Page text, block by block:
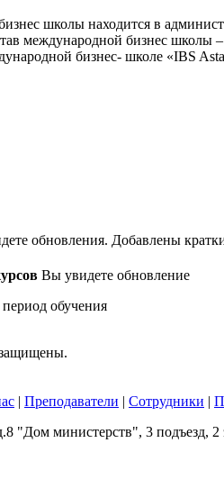
школы находится в
международной бизнес
бизнес- школе «IBS
обновления. Добавлены
Вы увидете обновление
обучения
| Преподаватели | Сотрудники |
"Дом министерств", 3 подъезд, 2